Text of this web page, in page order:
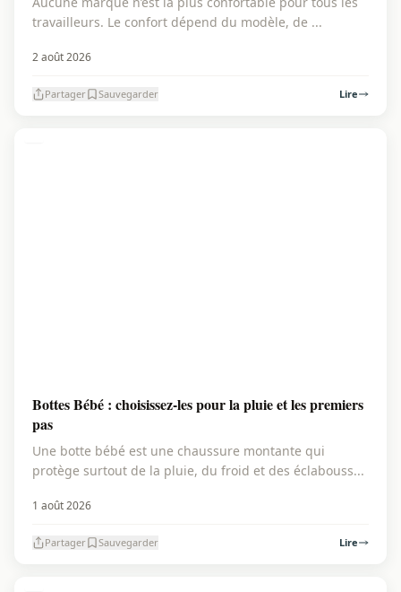
travailleurs. Le confort dépend du modèle, de ...
2 août 2026
Partager Sauvegarder Lire
Bottes Bébé : choisissez-les pour la pluie et les premiers
pas
Une botte bébé est une chaussure montante qui
protège surtout de la pluie, du froid et des éclabouss...
1 août 2026
Partager Sauvegarder Lire